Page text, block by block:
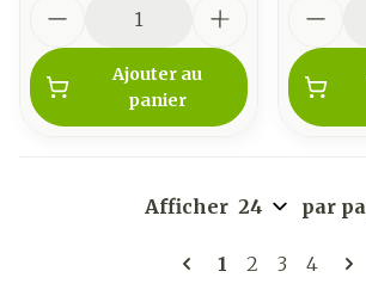
Ajouter au
panier
Pages
Vous lisez
1 Page
2 Page
3 Page
4
Afficher par